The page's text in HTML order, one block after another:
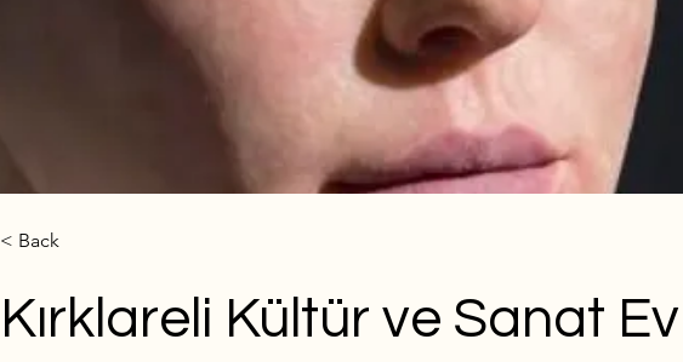
< Back
Kırklareli Kültür ve Sanat